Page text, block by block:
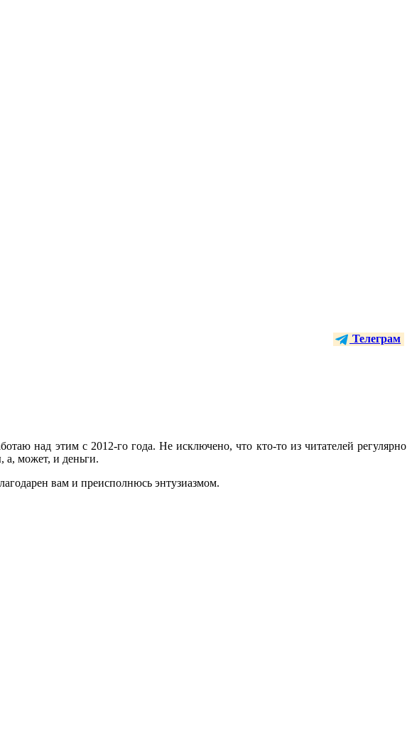
Телеграм
над этим с 2012-го года. Не исключено, что кто-то из читателей регулярно
а, может, и деньги.
вам и преисполнюсь энтузиазмом.